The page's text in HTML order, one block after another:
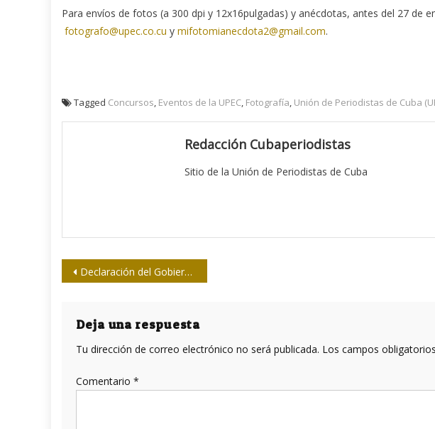
Para envíos de fotos (a 300 dpi y 12x16pulgadas) y anécdotas, antes del 27 de
fotografo@upec.co.cu y mifotomianecdota2@gmail.com.
Tagged Concursos, Eventos de la UPEC, Fotografía, Unión de Periodistas de Cuba
Redacción Cubaperiodistas
Sitio de la Unión de Periodistas de Cuba
Navegación
entradas
Declaración del Gobierno Revolucionario
Deja una respuesta
Tu dirección de correo electrónico no será publicada. Los campos
Comentario *